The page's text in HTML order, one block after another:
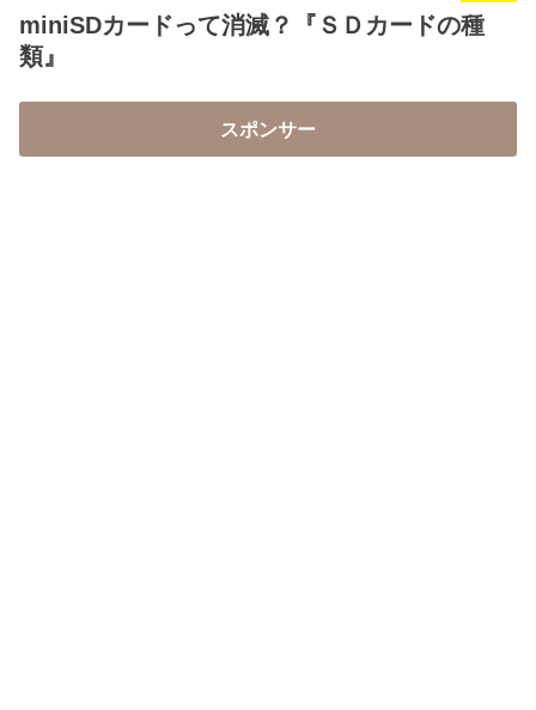
miniSDカードって消滅？『ＳＤカードの種
類』
スポンサー